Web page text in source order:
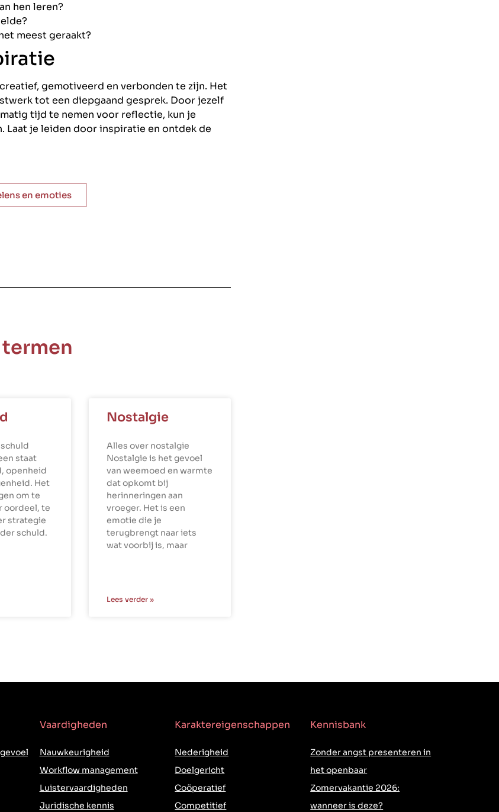
hen leren?
meest geraakt?
gemotiveerd en verbonden te zijn. Het
tot een diepgaand gesprek. Door jezelf
tijd te nemen voor reflectie, kun je
Laat je leiden door inspiratie en ontdek de
en emoties
staat
openheid
Het
om te
oordeel, te
strategie
schuld.
Nostalgie
Alles over nostalgie
Nostalgie is het gevoel
van weemoed en warmte
dat opkomt bij
herinneringen aan
vroeger. Het is een
emotie die je
terugbrengt naar iets
wat voorbij is, maar
Lees verder »
Vaardigheden
Nauwkeurigheid
Workflow management
Luistervaardigheden
Juridische kennis
Karaktereigenschappen
Nederigheid
Doelgericht
Coöperatief
Competitief
Kennisbank
Zonder angst presenteren in
het openbaar
Zomervakantie 2026:
wanneer is deze?